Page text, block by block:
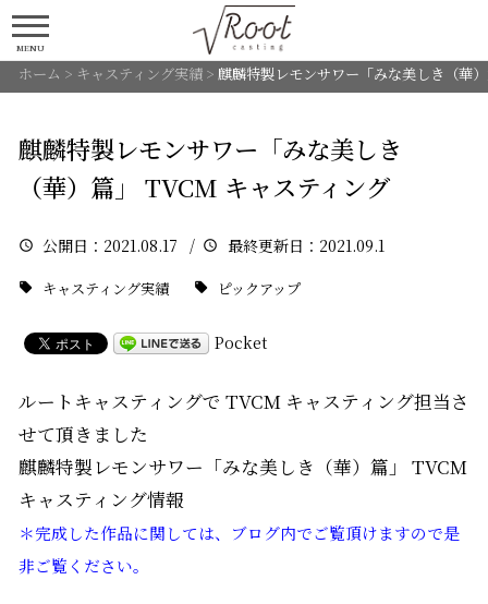
MENU
ホーム > キャスティング実績> 麒麟特製レモンサワー「みな美しき（華
麒麟特製レモンサワー「みな美しき
（華）篇」 TVCM キャスティング
公開日 ：2021.08.17 / 最終更新日 ：2021.09.1
キャスティング実績 ピックアップ
Pocket
ルートキャスティングで TVCM キャスティング担当さ
せて頂きました
麒麟特製レモンサワー「みな美しき（華）篇」 TVCM
キャスティング情報
＊完成した作品に関しては、ブログ内でご覧頂けますので是
非ご覧ください。